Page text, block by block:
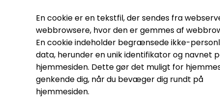
En cookie er en tekstfil, der sendes fra
webbrowsere, hvor den er gemmes af
En cookie indeholder begrænsede ikke-
data, herunder en unik identifikator og navnet
hjemmesiden. Dette gør det muligt for
genkende dig, når du bevæger dig rundt på
hjemmesiden.